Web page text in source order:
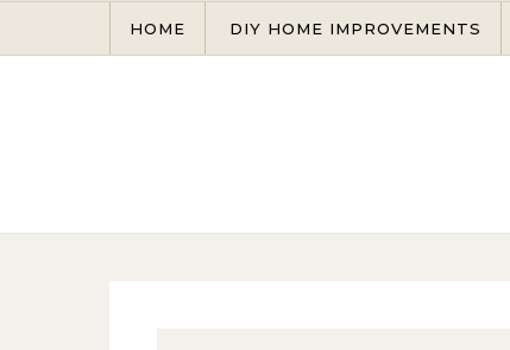
HOME DIY HOME IMPROVEMENTS